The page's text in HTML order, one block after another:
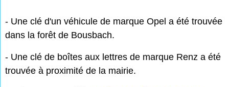
- Une clé d'un véhicule de marque Opel a été trouvée
dans la forêt de Bousbach.
- Une clé de boîtes aux lettres de marque Renz a été
trouvée à proximité de la mairie.